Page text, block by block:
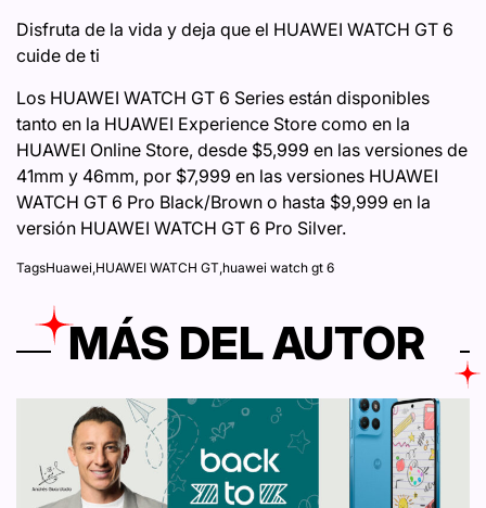
Disfruta de la vida y deja que el HUAWEI WATCH GT 6
cuide de ti
Los HUAWEI WATCH GT 6 Series están disponibles
tanto en la HUAWEI Experience Store como en la
HUAWEI Online Store, desde $5,999 en las versiones de
41mm y 46mm, por $7,999 en las versiones HUAWEI
WATCH GT 6 Pro Black/Brown o hasta $9,999 en la
versión HUAWEI WATCH GT 6 Pro Silver.
TagsHuawei,HUAWEI WATCH GT,huawei watch gt 6
MÁS DEL AUTOR